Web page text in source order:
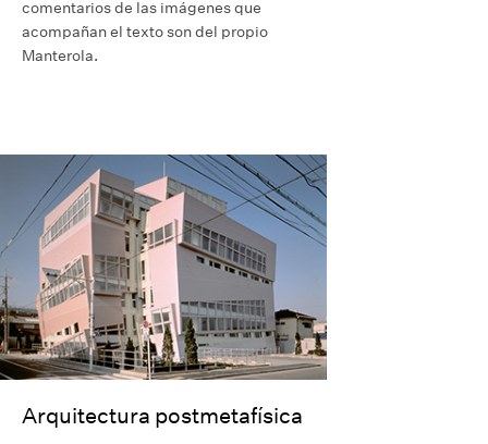
comentarios de las imágenes que
acompañan el texto son del propio
Manterola.
Arquitectura postmetafísica